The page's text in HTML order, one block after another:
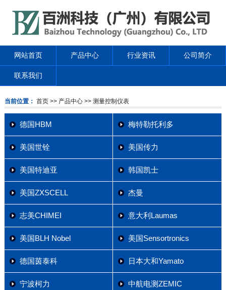
网站首页 产品中心 行业资讯 公司简介
联系我们
当前位置： 首页 >> 产品中心>> 测量控制仪表
德国HBM 梅特勒托利多
美国世铨 美国传力
美国特迪亚 韩国凯士
美国ZXSCELL 杰曼
志美CHIMEI 意大利Laumas
美国BLH Nobel 美国Sensortronics
德国茵泰科 日本大和Yamato
宁波柯力 中航电测ZEMIC